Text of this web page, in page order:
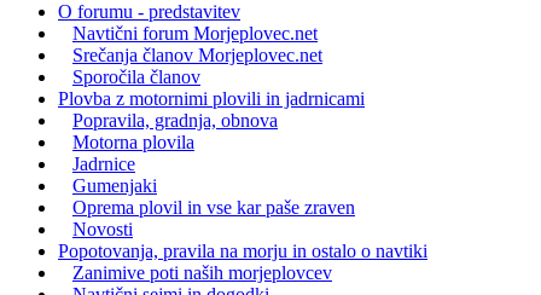
O forumu - predstavitev
Navtični forum Morjeplovec.net
Srečanja članov Morjeplovec.net
Sporočila članov
Plovba z motornimi plovili in jadrnicami
Popravila, gradnja, obnova
Motorna plovila
Jadrnice
Gumenjaki
Oprema plovil in vse kar paše zraven
Novosti
Popotovanja, pravila na morju in ostalo o navtiki
Zanimive poti naših morjeplovcev